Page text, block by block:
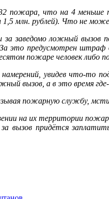
32 пожара, что на 4
1,5 млн. рублей). Что не
заведомо ложный
это предусмотрен штраф
пожаре человек либо
намерений, увидев что-
вызов, а в это время
пожарную службу,
на их территории
придётся